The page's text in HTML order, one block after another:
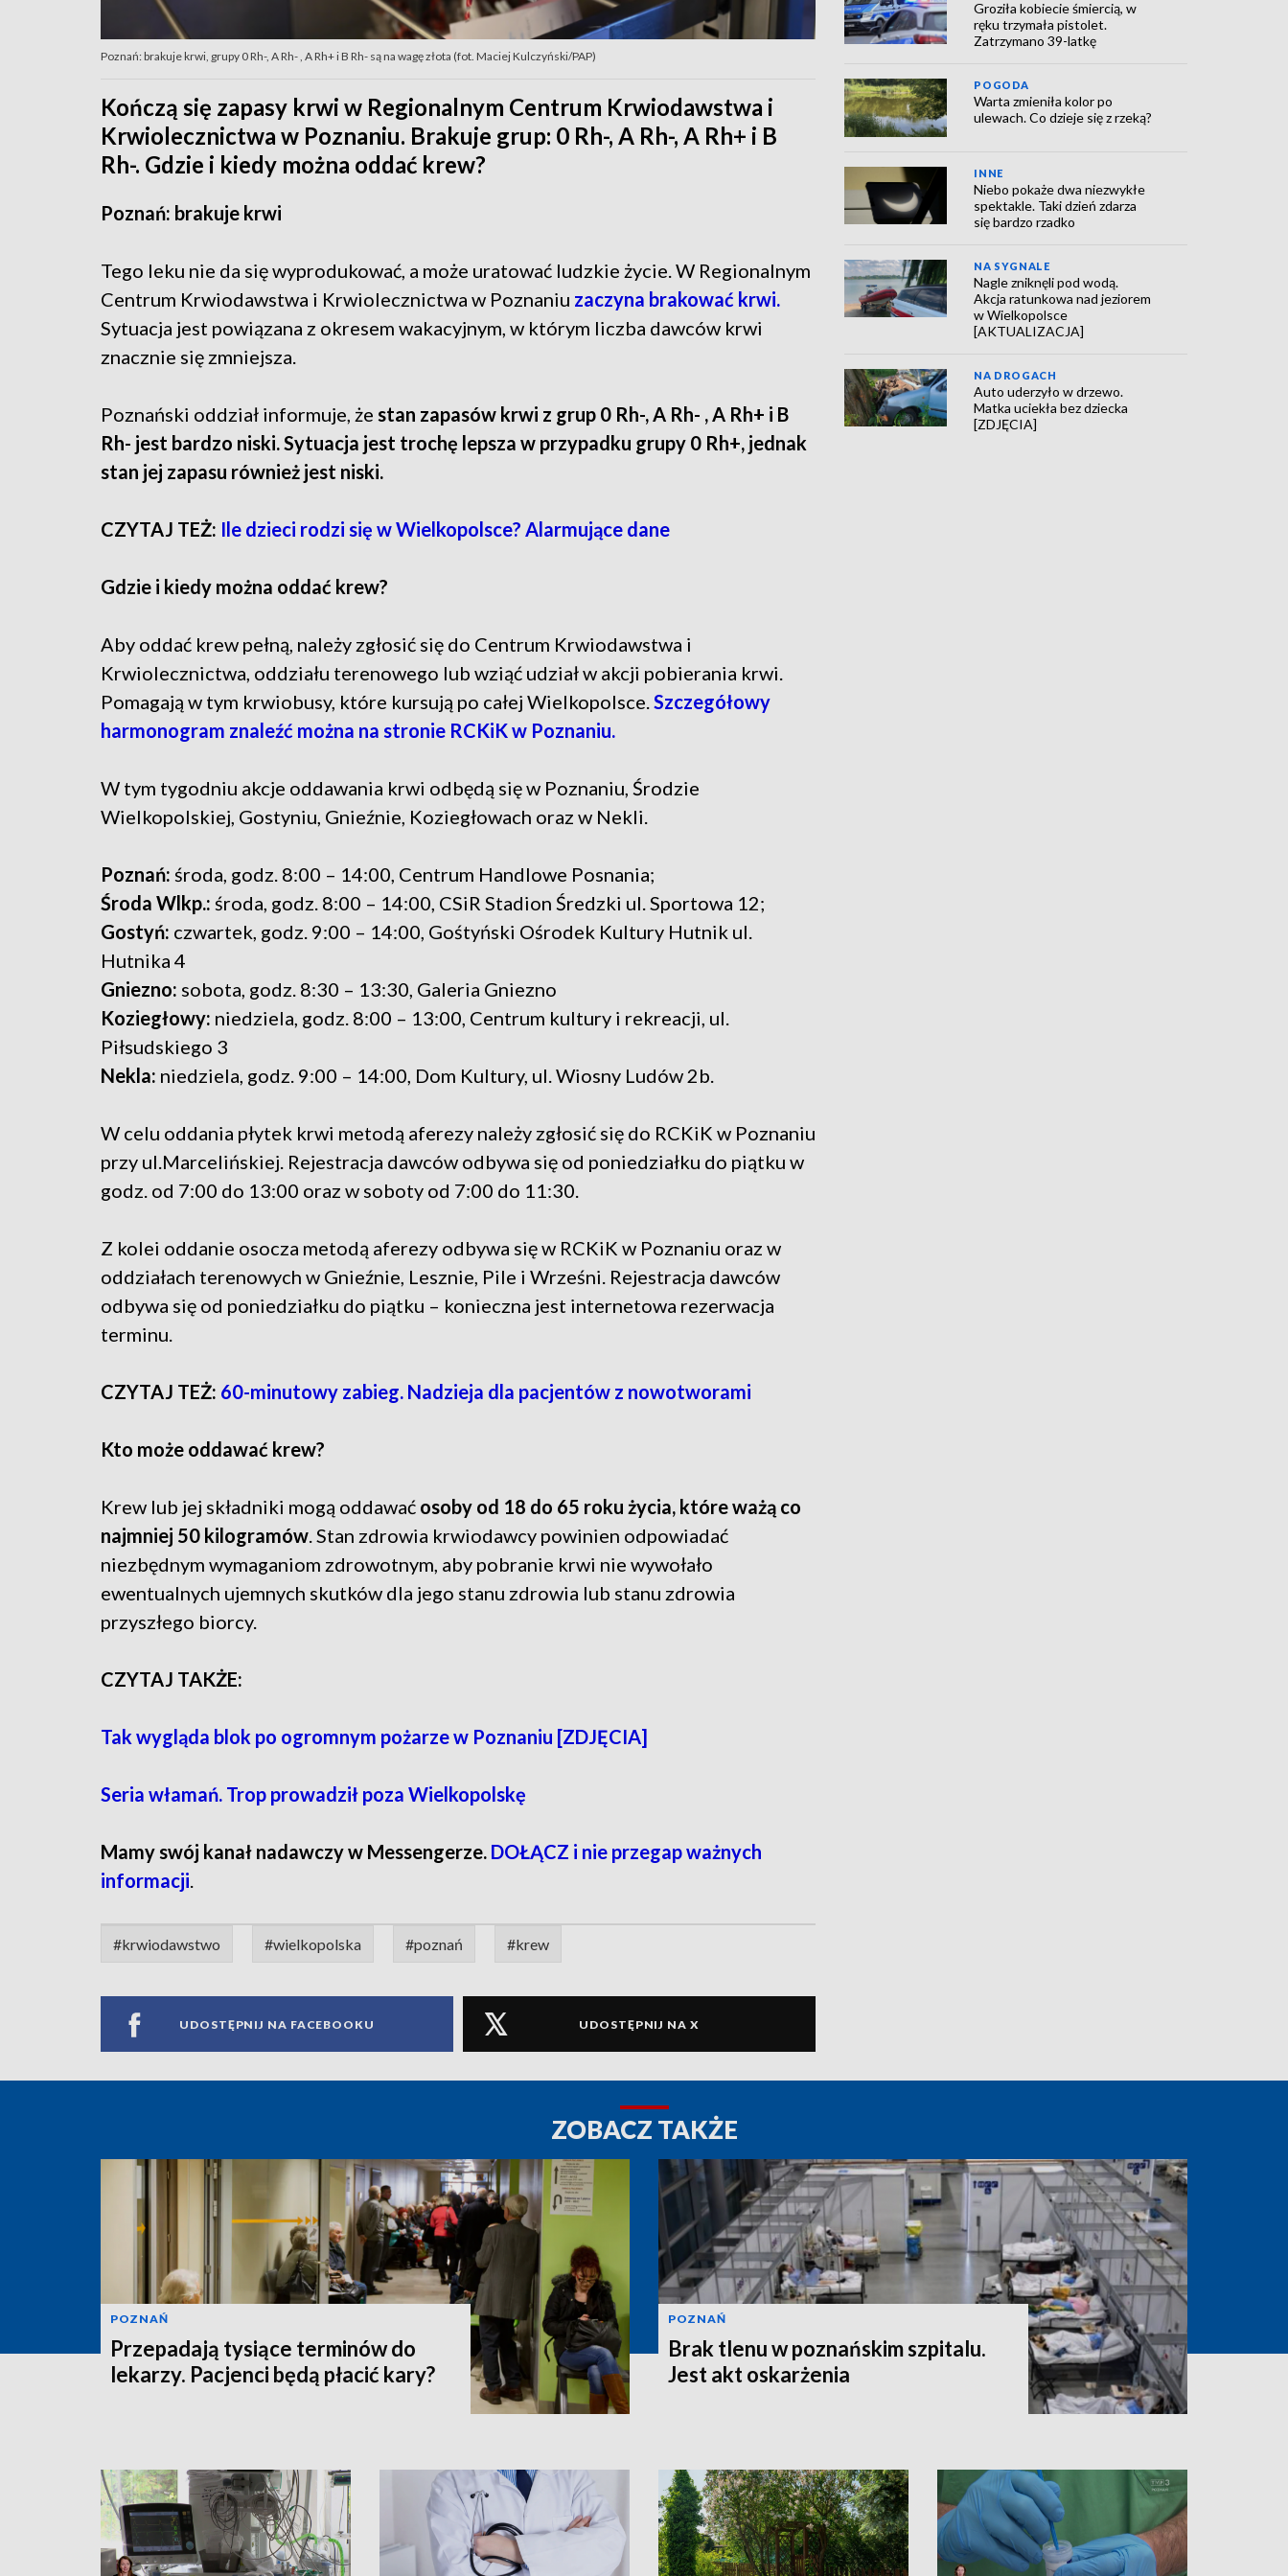
Poznań: brakuje krwi, grupy 0 Rh-, A Rh- , A Rh+ i B Rh- są na wagę złota (fot. Maciej Kulczyński/PAP)
Kończą się zapasy krwi w Regionalnym Centrum Krwiodawstwa i
Krwiolecznictwa w Poznaniu. Brakuje grup: 0 Rh-, A Rh-, A Rh+ i B
Rh-. Gdzie i kiedy można oddać krew?
Poznań: brakuje krwi
Tego leku nie da się wyprodukować, a może uratować ludzkie życie. W Regionalnym
Centrum Krwiodawstwa i Krwiolecznictwa w Poznaniu zaczyna brakować krwi.
Sytuacja jest powiązana z okresem wakacyjnym, w którym liczba dawców krwi
znacznie się zmniejsza.
Poznański oddział informuje, że stan zapasów krwi z grup 0 Rh-, A Rh- , A Rh+ i B
Rh- jest bardzo niski. Sytuacja jest trochę lepsza w przypadku grupy 0 Rh+, jednak
stan jej zapasu również jest niski.
CZYTAJ TEŻ: Ile dzieci rodzi się w Wielkopolsce? Alarmujące dane
Gdzie i kiedy można oddać krew?
Aby oddać krew pełną, należy zgłosić się do Centrum Krwiodawstwa i
Krwiolecznictwa, oddziału terenowego lub wziąć udział w akcji pobierania krwi.
Pomagają w tym krwiobusy, które kursują po całej Wielkopolsce.Szczegółowy
harmonogram znaleźć można na stronie RCKiK w Poznaniu.
W tym tygodniu akcje oddawania krwi odbędą się w Poznaniu, Środzie
Wielkopolskiej, Gostyniu, Gnieźnie, Koziegłowach oraz w Nekli.
Poznań: środa, godz. 8:00 – 14:00, Centrum Handlowe Posnania;
Środa Wlkp.: środa, godz. 8:00 – 14:00, CSiR Stadion Średzki ul. Sportowa 12;
Gostyń: czwartek, godz. 9:00 – 14:00, Gośtyński Ośrodek Kultury Hutnik ul.
Hutnika 4
Gniezno: sobota, godz. 8:30 – 13:30, Galeria Gniezno
Koziegłowy: niedziela, godz. 8:00 – 13:00, Centrum kultury i rekreacji, ul.
Piłsudskiego 3
Nekla: niedziela, godz. 9:00 – 14:00, Dom Kultury, ul. Wiosny Ludów 2b.
W celu oddania płytek krwi metodą aferezy należy zgłosić się do RCKiK w Poznaniu
przy ul.Marcelińskiej. Rejestracja dawców odbywa się od poniedziałku do piątku w
godz. od 7:00 do 13:00 oraz w soboty od 7:00 do 11:30.
Z kolei oddanie osocza metodą aferezy odbywa się w RCKiK w Poznaniu oraz w
oddziałach terenowych w Gnieźnie, Lesznie, Pile i Wrześni. Rejestracja dawców
odbywa się od poniedziałku do piątku – konieczna jest internetowa rezerwacja
terminu.
CZYTAJ TEŻ: 60-minutowy zabieg. Nadzieja dla pacjentów z nowotworami
Kto może oddawać krew?
Krew lub jej składniki mogą oddawać osoby od 18 do 65 roku życia, które ważą co
najmniej 50 kilogramów. Stan zdrowia krwiodawcy powinien odpowiadać
niezbędnym wymaganiom zdrowotnym, aby pobranie krwi nie wywołało
ewentualnych ujemnych skutków dla jego stanu zdrowia lub stanu zdrowia
przyszłego biorcy.
CZYTAJ TAKŻE:
Tak wygląda blok po ogromnym pożarze w Poznaniu [ZDJĘCIA]
Seria włamań. Trop prowadził poza Wielkopolskę
Mamy swój kanał nadawczy w Messengerze. DOŁĄCZ i nie przegap ważnych
informacji.
#krwiodawstwo #wielkopolska #poznań #krew
UDOSTĘPNIJ NA FACEBOOKU UDOSTĘPNIJ NA X
Groziła kobiecie śmiercią, w
ręku trzymała pistolet.
Zatrzymano 39-latkę
POGODA
Warta zmieniła kolor po
ulewach. Co dzieje się z rzeką?
INNE
Niebo pokaże dwa niezwykłe
spektakle. Taki dzień zdarza
się bardzo rzadko
NA SYGNALE
Nagle zniknęli pod wodą.
Akcja ratunkowa nad jeziorem
w Wielkopolsce
[AKTUALIZACJA]
NA DROGACH
Auto uderzyło w drzewo.
Matka uciekła bez dziecka
[ZDJĘCIA]
ZOBACZ TAKŻE
POZNAŃ
Przepadają tysiące terminów do
lekarzy. Pacjenci będą płacić kary?
POZNAŃ
Brak tlenu w poznańskim szpitalu.
Jest akt oskarżenia